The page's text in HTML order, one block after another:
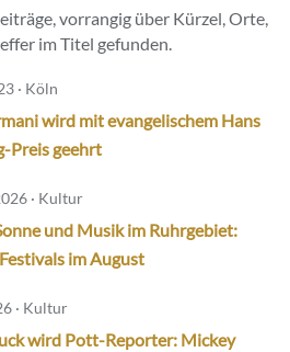
vorrangig über Kürzel, Orte,
im Titel gefunden.
· Köln
wird mit evangelischem Hans
Preis geehrt
· Kultur
und Musik im Ruhrgebiet:
im August
· Kultur
wird Pott-Reporter: Mickey